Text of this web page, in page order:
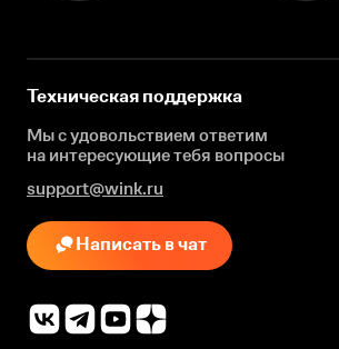
Техническая поддержка
Мы с удовольствием ответим
на интересующиетебя вопросы
support@wink.ru
Написать в чат